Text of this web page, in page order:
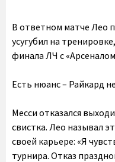
В ответном матче Лео
усугубил на
финала ЛЧ с
Есть нюанс – Райкард
Месси отказался
свистка. Лео называл
своей карьере: «Я
турнира. Отказ